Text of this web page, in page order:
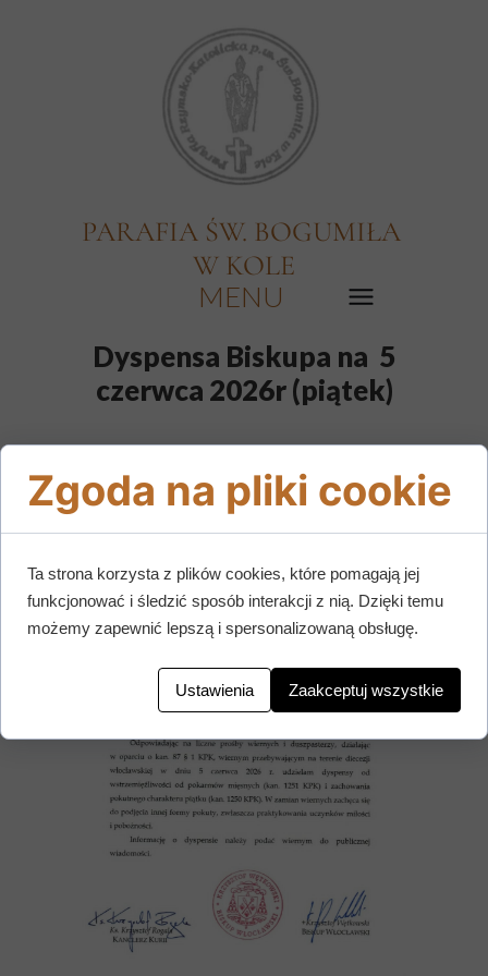
Dyspensa Biskupa na 5
czerwca 2026r (piątek)
PARAFIA ŚW. BOGUMIŁA
W KOLE
MENU
Zgoda na pliki cookie
Ta strona korzysta z plików cookies, które pomagają jej
funkcjonować i śledzić sposób interakcji z nią. Dzięki temu
możemy zapewnić lepszą i spersonalizowaną obsługę.
Ustawienia Zaakceptuj wszystkie